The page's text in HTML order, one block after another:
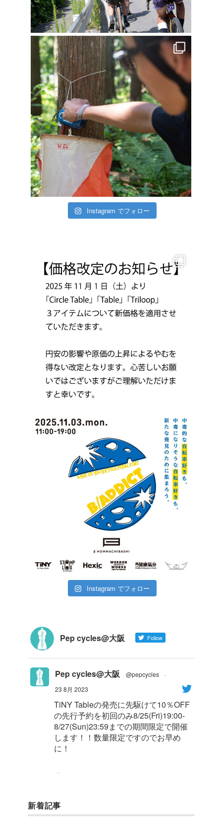
Instagram でフォロー
Instagram でフォロー
Pep cycles@大阪 Follow
Pep cycles@大阪 @pepcycles
·
23 8月 2023
TiNY Tableの発売に先駆けて10％OFF
の先行予約を初回のみ8/25(Fri)19:00-
8/27(Sun)23:59までの期間限定で開催
します！！数量限定ですのでお早め
に！
Pep cycles@大阪
新着記事